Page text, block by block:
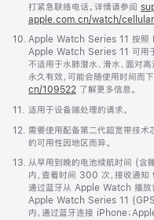
打紧急联络电话。详情请参阅
apple.com.cn/watch/cellular
脚
10. Apple Watch Series 11 按照
Apple Watch Series 11 可用于
不适用于水肺潜水、滑水、面对
永久有效，可能会随使用时间而下
cn/109522 了解更多信息。
脚
11. 适用于设备端处理的请求。
脚
12. 需要使用配备第二代超宽带技
的可用性因地区而异。
脚
13.
从早用到晚的电池续航时间 (含
内，查看时间 300 次，接收通
通过蓝牙从 Apple Watch 播放
Apple Watch Series 11 (GPS)
内，通过蓝牙连接 iPhone；